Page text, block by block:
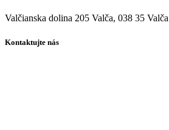
Valčianska dolina 205 Valča, 038 35 Valča
Kontaktujte nás